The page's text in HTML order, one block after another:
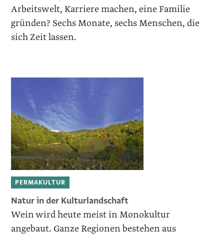
Arbeitswelt, Karriere machen, eine Familie
gründen? Sechs Monate, sechs Menschen, die
sich Zeit lassen.
PERMAKULTUR
Natur in der Kulturlandschaft
Wein wird heute meist in Monokultur
angebaut. Ganze Regionen bestehen aus